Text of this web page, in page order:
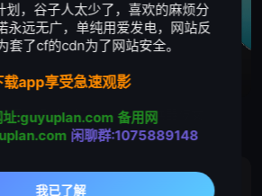
如果究极进化的完全沉浸RPG比现实更可恶的话 究极进化したフルダイブRPGが现実よりもクソゲーだったら
♯如果究极进化的完全沉浸RPG比现实更可恶的话♯ 动画化制作决定，将于2021年4月播出！
最终兵器彼女
划，谷子人太少了，喜欢的麻烦分
永远无广，单纯用爱发电，网站反
套了cf的cdn为了网站安全。
载app享受急速观影
址:guyuplan.com 备用网
闲聊群:1075889148